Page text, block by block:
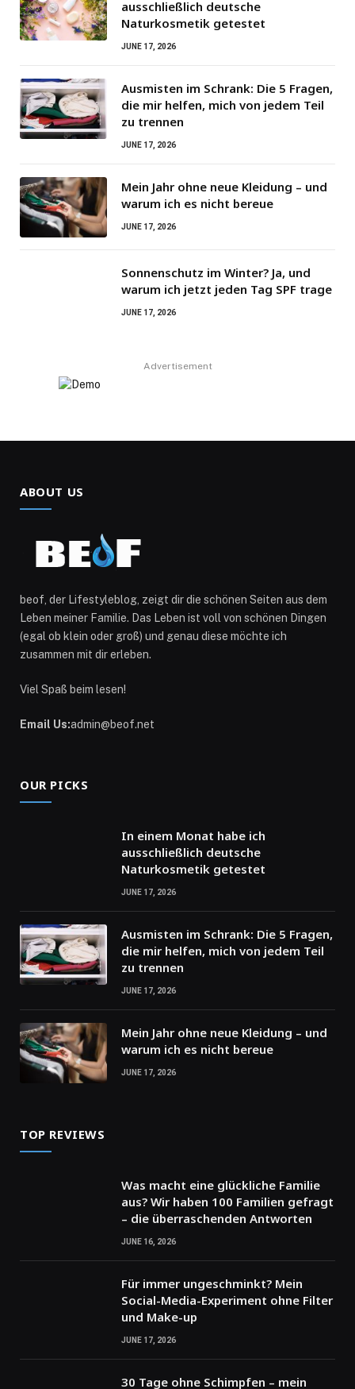
ausschließlich deutsche
Naturkosmetik getestet
JUNE 17, 2026
Ausmisten im Schrank: Die 5 Fragen,
die mir helfen, mich von jedem Teil
zu trennen
JUNE 17, 2026
Mein Jahr ohne neue Kleidung – und
warum ich es nicht bereue
JUNE 17, 2026
Sonnenschutz im Winter? Ja, und
warum ich jetzt jeden Tag SPF trage
JUNE 17, 2026
Advertisement
ABOUT US
beof, der Lifestyleblog, zeigt dir die schönen Seiten aus dem
Leben meiner Familie. Das Leben ist voll von schönen Dingen
(egal ob klein oder groß) und genau diese möchte ich
zusammen mit dir erleben.
Viel Spaß beim lesen!
Email Us:admin@beof.net
OUR PICKS
In einem Monat habe ich
ausschließlich deutsche
Naturkosmetik getestet
JUNE 17, 2026
Ausmisten im Schrank: Die 5 Fragen,
die mir helfen, mich von jedem Teil
zu trennen
JUNE 17, 2026
Mein Jahr ohne neue Kleidung – und
warum ich es nicht bereue
JUNE 17, 2026
TOP REVIEWS
Was macht eine glückliche Familie
aus? Wir haben 100 Familien gefragt
– die überraschenden Antworten
JUNE 16, 2026
Für immer ungeschminkt? Mein
Social-Media-Experiment ohne Filter
und Make-up
JUNE 17, 2026
30 Tage ohne Schimpfen – mein